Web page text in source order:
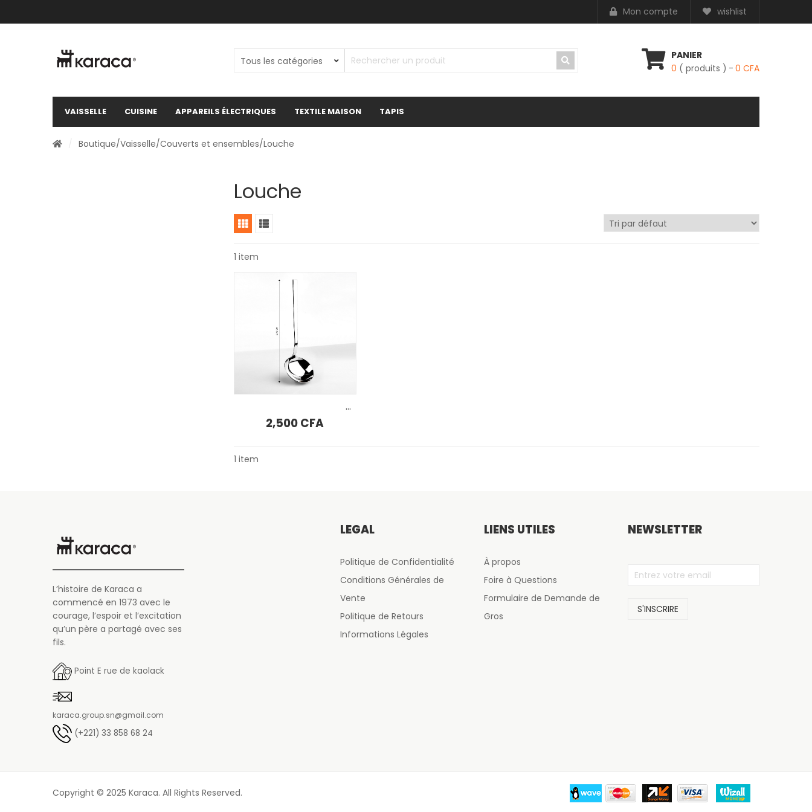
Mon compte wishlist
PANIER
0 ( produits ) 0 CFA
VAISSELLE CUISINE APPAREILS ÉLECTRIQUES TEXTILE MAISON TAPIS
Boutique/Vaisselle/Couverts et ensembles/Louche
Louche
1 item
Louche à soupe flamme Karaca
2,500CFA
1 item
L’histoire de Karaca a
commencé en 1973 avec le
courage, l’espoir et l’excitation
qu’un père a partagé avec ses
fils.
Point E rue de kaolack
karaca.group.sn@gmail.com
(+221) 33 858 68 24
LÉGAL
Politique de Confidentialité
Conditions Générales de
Vente
Politique de Retours
Informations Légales
LIENS UTILES
À propos
Foire à Questions
Formulaire de Demande de
Gros
NEWSLETTER
Copyright © 2025 Karaca. All Rights Reserved.